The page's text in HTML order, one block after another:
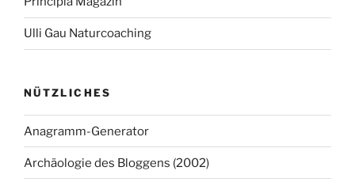
Ulli Gau Naturcoaching
NÜTZLICHES
Anagramm-Generator
Archäologie des Bloggens (2002)